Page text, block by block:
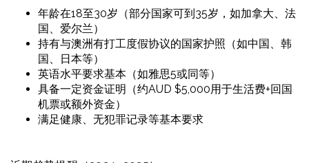
年龄在18至30岁（部分国家可到35岁，如加拿大、法
国、爱尔兰）
持有与澳洲有打工度假协议的国家护照（如中国、韩
国、日本等）
英语水平要求基本（如雅思5或同等）
具备一定资金证明（约AUD $5,000用于生活费+回国
机票或额外资金）
满足健康、无犯罪记录等基本要求